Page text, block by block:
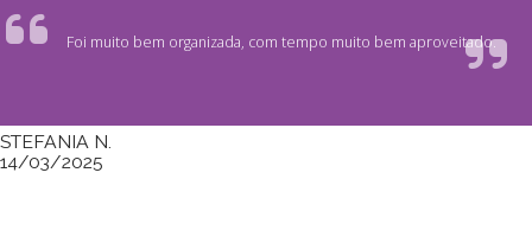
Foi muito bem organizada, com tempo muito bem aproveitado.
STEFANIA N.
14/03/2025